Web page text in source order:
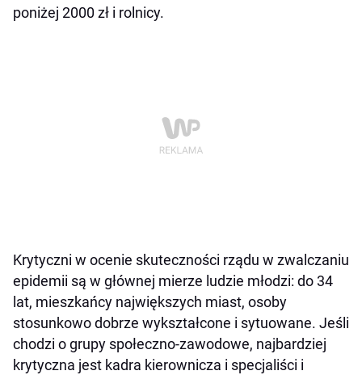
poniżej 2000 zł i rolnicy.
Krytyczni w ocenie skuteczności rządu w zwalczaniu
epidemii są w głównej mierze ludzie młodzi: do 34
lat, mieszkańcy największych miast, osoby
stosunkowo dobrze wykształcone i sytuowane. Jeśli
chodzi o grupy społeczno-zawodowe, najbardziej
krytyczna jest kadra kierownicza i specjaliści i